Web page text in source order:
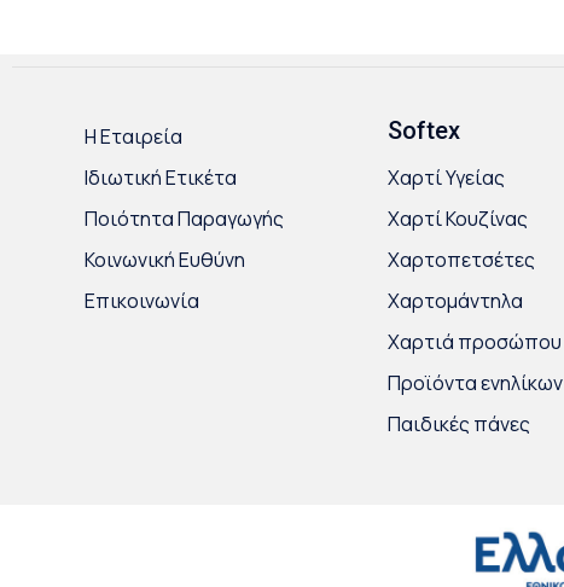
Η Εταιρεία
Ιδιωτική Ετικέτα
Ποιότητα Παραγωγής
Κοινωνική Ευθύνη
Επικοινωνία
Softex
Χαρτί Υγείας
Χαρτί Κουζίνας
Χαρτοπετσέτες
Χαρτομάντηλα
Χαρτιά προσώπου
Προϊόντα ενηλίκων
Παιδικές πάνες